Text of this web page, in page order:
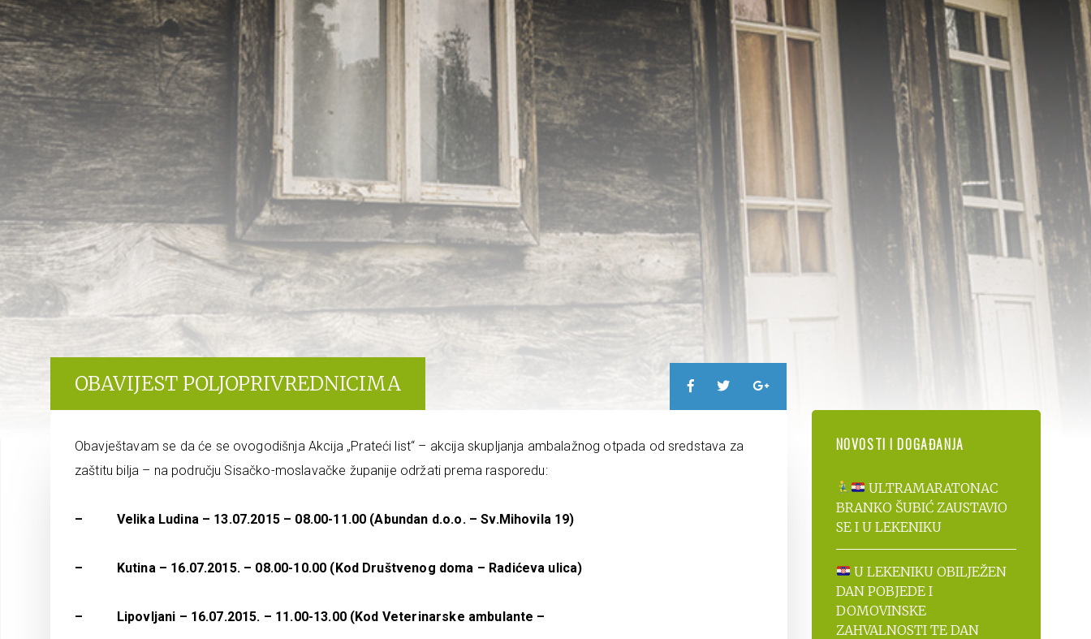
OBAVIJEST POLJOPRIVREDNICIMA
Obavještavam se da će se ovogodišnja Akcija „Prateći list“ – akcija skupljanja ambalažnog otpada od sredstava za
zaštitu bilja – na području Sisačko-moslavačke županije održati prema rasporedu:
– Velika Ludina – 13.07.2015 – 08.00-11.00 (Abundan d.o.o. – Sv.Mihovila 19)
– Kutina – 16.07.2015. – 08.00-10.00 (Kod Društvenog doma – Radićeva ulica)
– Lipovljani – 16.07.2015. – 11.00-13.00 (Kod Veterinarske ambulante –
NOVOSTI I DOGAĐANJA
ULTRAMARATONAC
BRANKO ŠUBIĆ ZAUSTAVIO
SE I U LEKENIKU
U LEKENIKU OBILJEŽEN
DAN POBJEDE I
DOMOVINSKE
ZAHVALNOSTI TE DAN